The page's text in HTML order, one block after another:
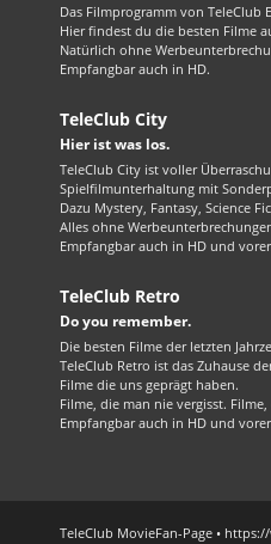
Das Filmprogramm von
Hier findest du die besten Filme
Natürlich ohne
Empfangbar auch in HD.
TeleClub City
Hier ist was los.
TeleClub City ist voller
Spielfilmunterhaltung mit
Dazu Mystery, Fantasy, Science
Alles ohne
Empfangbar auch in HD und
TeleClub Retro
Do you remember.
Die besten Filme der letzten
TeleClub Retro ist das Zuhause
Filme die uns geprägt haben.
Filme, die man nie vergisst.
Empfangbar auch in HD und
TeleClub MovieFan-Page •